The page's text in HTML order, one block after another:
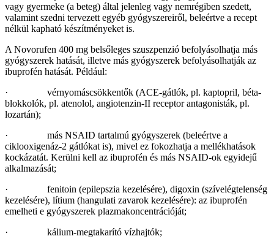
vagy gyermeke (a beteg) által jelenleg vagy nemrégiben szedett,
valamint szedni tervezett egyéb gyógyszereiről, beleértve a recept
nélkül kapható készítményeket is.
A Novorufen 400 mg belsőleges szuszpenzió befolyásolhatja más
gyógyszerek hatását, illetve más gyógyszerek befolyásolhatják az
ibuprofén hatását. Például:
· vérnyomáscsökkentők (ACE-gátlók, pl. kaptopril, béta-
blokkolók, pl. atenolol, angiotenzin-II receptor antagonisták, pl.
lozartán);
· más NSAID tartalmú gyógyszerek (beleértve a
ciklooxigenáz-2 gátlókat is), mivel ez fokozhatja a mellékhatások
kockázatát. Kerülni kell az ibuprofén és más NSAID-ok egyidejű
alkalmazását;
· fenitoin (epilepszia kezelésére), digoxin (szívelégtelenség
kezelésére), lítium (hangulati zavarok kezelésére): az ibuprofén
emelheti e gyógyszerek plazmakoncentrációját;
· kálium-megtakarító vízhajtók;